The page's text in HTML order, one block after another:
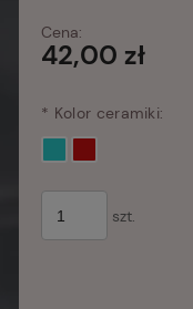
Cena:
42,00 zł
* Kolor ceramiki:
szt.